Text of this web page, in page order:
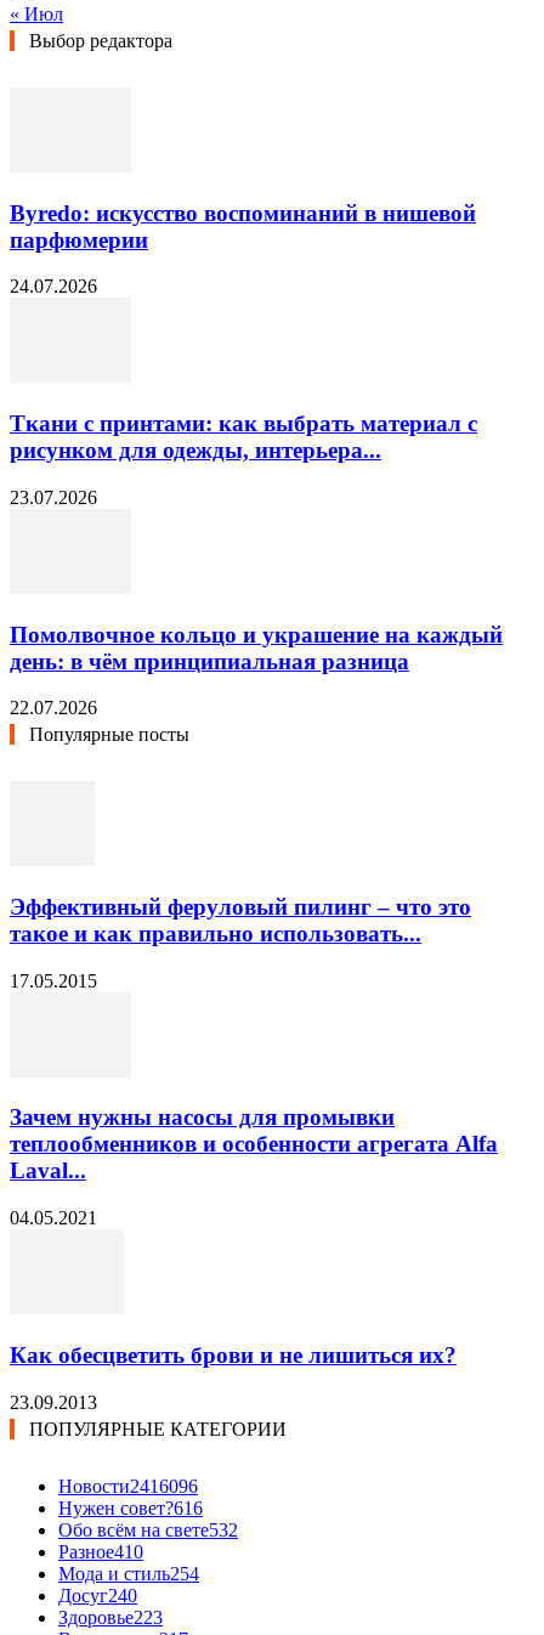
« Июл
Выбор редактора
Byredo: искусство воспоминаний в нишевой
парфюмерии
24.07.2026
Ткани с принтами: как выбрать материал с
рисунком для одежды, интерьера...
23.07.2026
Помолвочное кольцо и украшение на каждый
день: в чём принципиальная разница
22.07.2026
Популярные посты
Эффективный феруловый пилинг – что это
такое и как правильно использовать...
17.05.2015
Зачем нужны насосы для промывки
теплообменников и особенности агрегата Alfa
Laval...
04.05.2021
Как обесцветить брови и не лишиться их?
23.09.2013
ПОПУЛЯРНЫЕ КАТЕГОРИИ
Новости2416096
Нужен совет?616
Обо всём на свете532
Разное410
Мода и стиль254
Досуг240
Здоровье223